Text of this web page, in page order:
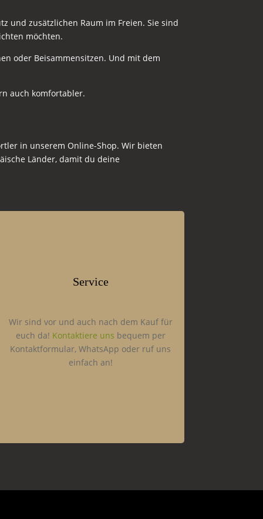
und zusätzlichen Raum im Freien. Sie sind
möchten.
oder Beisammensitzen. Und mit dem
auch komfortabler.
in unserem Online-Shop. Wir bieten
Länder, damit du deine
Service
Wir sind vor und auch nach dem Kauf für
euch da! Kontaktiere uns bequem per
Kontaktformular, WhatsApp oder ruf uns
einfach an!